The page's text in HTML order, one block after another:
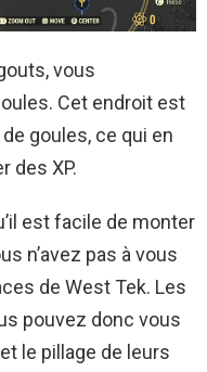
vous
Cet endroit est
goules, ce qui en
des XP.
est facile de monter
n’avez pas à vous
de West Tek. Les
pouvez donc vous
le pillage de leurs